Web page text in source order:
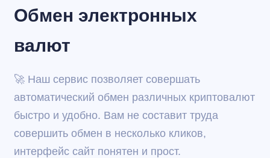
Обмен электронных
валют
🚀 Наш сервис позволяет совершать
автоматический обмен различных криптовалют
быстро и удобно. Вам не составит труда
совершить обмен в несколько кликов,
интерфейс сайт понятен и прост.